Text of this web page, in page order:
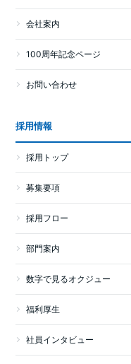
会社案内
100周年記念ページ
お問い合わせ
採用情報
採用トップ
募集要項
採用フロー
部門案内
数字で見るオクジュー
福利厚生
社員インタビュー